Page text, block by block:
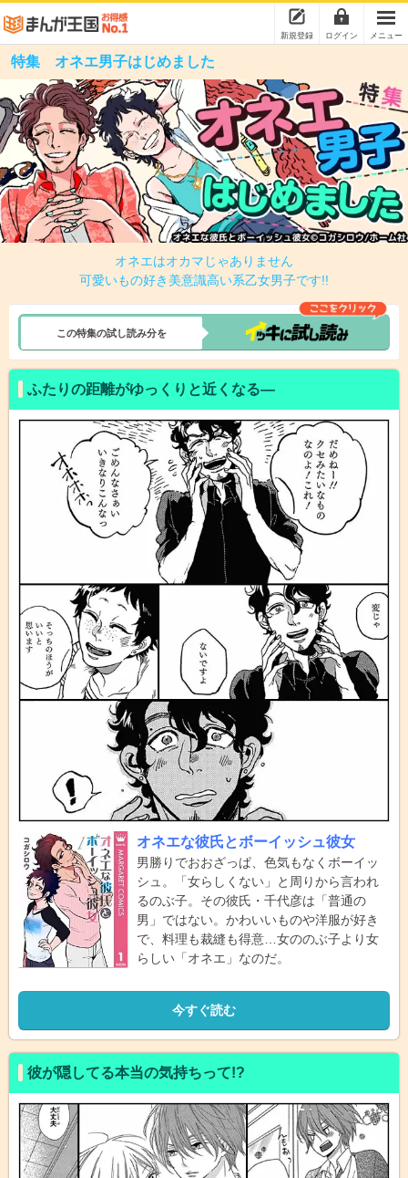
新規登録 ログイン メニュー
特集 オネエ男子はじめました
オネエはオカマじゃありません
可愛いもの好き美意識高い系乙女男子です!!
この特集の試し読み分を
ふたりの距離がゆっくりと近くなる―
オネエな彼氏とボーイッシュ彼女
男勝りでおおざっぱ、色気もなくボーイッ
シュ。「女らしくない」と周りから言われ
るのぶ子。その彼氏・千代彦は「普通の
男」ではない。かわいいものや洋服が好き
で、料理も裁縫も得意…女ののぶ子より女
らしい「オネエ」なのだ。
今すぐ読む
彼が隠してる本当の気持ちって!?